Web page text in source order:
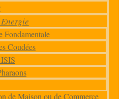
Fondamentale
Coudées
de Maison ou de Commerce